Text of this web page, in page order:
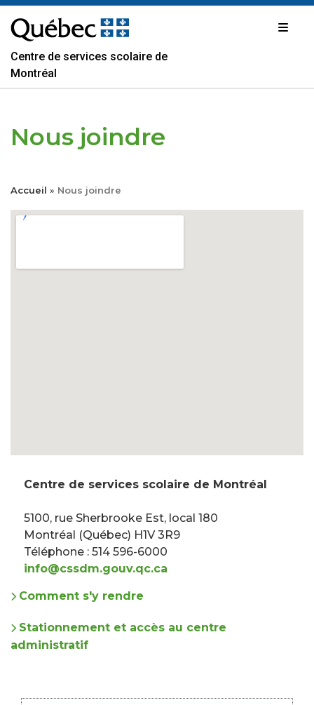
au
contenu
Centre de services scolaire de
Montréal
Nous joindre
Accueil » Nous joindre
Centre de services scolaire de Montréal
5100, rue Sherbrooke Est, local 180
Montréal (Québec) H1V 3R9
Téléphone : 514 596-6000
info@cssdm.gouv.qc.ca
Comment s'y rendre
Stationnement et accès au centre
administratif